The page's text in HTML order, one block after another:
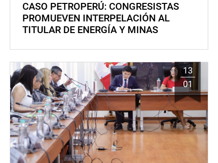
CASO PETROPERÚ: CONGRESISTAS
PROMUEVEN INTERPELACIÓN AL
TITULAR DE ENERGÍA Y MINAS
13
01